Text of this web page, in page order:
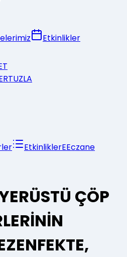
Etkinlikler
TUZLA
EtkinliklerEEczane
ÇÖP